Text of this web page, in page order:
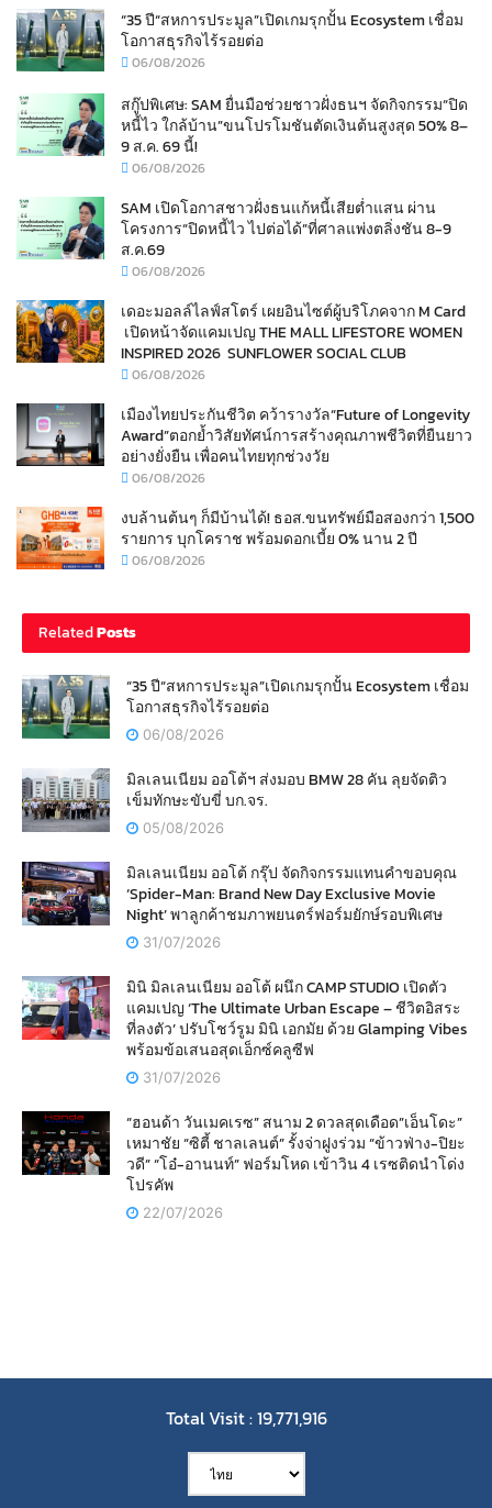
“35 ปี“สหการประมูล”เปิดเกมรุกปั้น Ecosystem เชื่อม
โอกาสธุรกิจไร้รอยต่อ
06/08/2026
สกู๊ปพิเศษ: SAM ยื่นมือช่วยชาวฝั่งธนฯ จัดกิจกรรม“ปิด
หนี้ไว ใกล้บ้าน”ขนโปรโมชันตัดเงินต้นสูงสุด 50% 8–
9 ส.ค. 69 นี้!
06/08/2026
SAM เปิดโอกาสชาวฝั่งธนแก้หนี้เสียต่ำแสน ผ่าน
โครงการ“ปิดหนี้ไว ไปต่อได้”ที่ศาลแพ่งตลิ่งชัน 8-9
ส.ค.69
06/08/2026
เดอะมอลล์ไลฟ์สโตร์ เผยอินไซต์ผู้บริโภคจาก M Card
เปิดหน้าจัดแคมเปญ THE MALL LIFESTORE WOMEN
INSPIRED 2026 SUNFLOWER SOCIAL CLUB
06/08/2026
เมืองไทยประกันชีวิต คว้ารางวัล“Future of Longevity
Award”ตอกย้ำวิสัยทัศน์การสร้างคุณภาพชีวิตที่ยืนยาว
อย่างยั่งยืน เพื่อคนไทยทุกช่วงวัย
06/08/2026
งบล้านต้นๆ ก็มีบ้านได้! ธอส.ขนทรัพย์มือสองกว่า 1,500
รายการ บุกโคราช พร้อมดอกเบี้ย 0% นาน 2 ปี
06/08/2026
RelatedPosts
“35 ปี“สหการประมูล”เปิดเกมรุกปั้น Ecosystem เชื่อม
โอกาสธุรกิจไร้รอยต่อ
06/08/2026
มิลเลนเนียม ออโต้ฯ ส่งมอบ BMW 28 คัน ลุยจัดติว
เข็มทักษะขับขี่ บก.จร.
05/08/2026
มิลเลนเนียม ออโต้ กรุ๊ป จัดกิจกรรมแทนคำขอบคุณ
‘Spider-Man: Brand New Day Exclusive Movie
Night’ พาลูกค้าชมภาพยนตร์ฟอร์มยักษ์รอบพิเศษ
31/07/2026
มินิ มิลเลนเนียม ออโต้ ผนึก CAMP STUDIO เปิดตัว
แคมเปญ ‘The Ultimate Urban Escape – ชีวิตอิสระ
ที่ลงตัว’ ปรับโชว์รูม มินิ เอกมัย ด้วย Glamping Vibes
พร้อมข้อเสนอสุดเอ็กซ์คลูซีฟ
31/07/2026
“ฮอนด้า วันเมคเรซ” สนาม 2 ดวลสุดเดือด”เอ็นโดะ”
เหมาชัย “ซิตี้ ชาลเลนต์” รั้งจ่าฝูงร่วม “ข้าวฟ่าง-ปิยะ
วดี” “โอ๋-อานนท์” ฟอร์มโหด เข้าวิน 4 เรซติดนำโด่ง
โปรคัพ
22/07/2026
Total Visit : 19,771,916